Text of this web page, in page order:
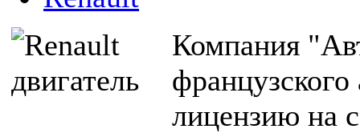
Компания
лицензию на